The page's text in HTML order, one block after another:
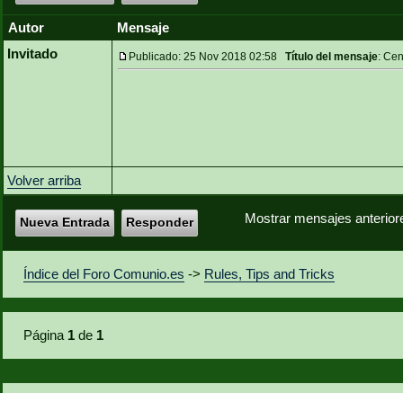
Autor
Mensaje
Invitado
Publicado: 25 Nov 2018 02:58 Título del mensaje:
Volver arriba
Mostrar mensajes
Nueva Entrada Responder
Índice del Foro Comunio.es -> Rules, Tips and Tricks
Página 1 de 1